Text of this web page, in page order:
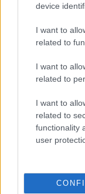
device
I want to
related to
I want to
related to
I want to
related to
functionality
user
MEST LEST
gifte